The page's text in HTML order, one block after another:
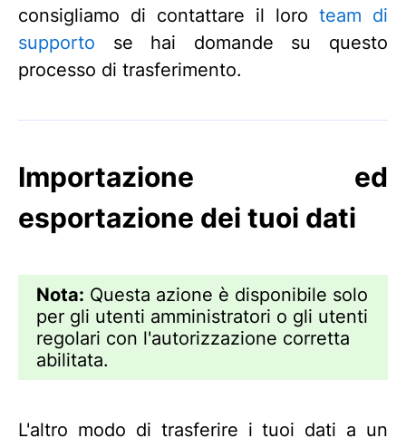
consigliamo di contattare il loro team di
supporto se hai domande su questo
processo di trasferimento.
Importazione ed
esportazione dei tuoi dati
Nota: Questa azione è disponibile solo
per gli utenti amministratori o gli utenti
regolari con l'autorizzazione corretta
abilitata.
L'altro modo di trasferire i tuoi dati a un